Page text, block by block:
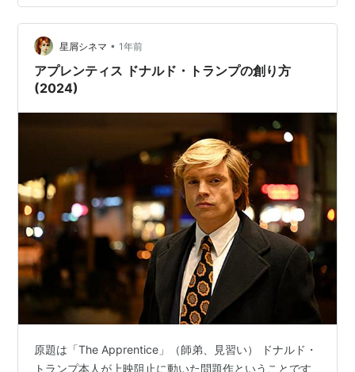
若き実業家だったドナルド・トランプはまだ何者でもな
く、気弱で繊細な性格だった。 父の会社も政府に訴えら
れて破産寸前に。 そのピンチを救うべく、高級クラブで
知り合った…
星屑シネマ • 1年前
アプレンティス ドナルド・トランプの創り方
(2024)
原題は「The Apprentice」（師弟、見習い） ドナルド・
トランプ本人が上映阻止に動いた問題作ということです